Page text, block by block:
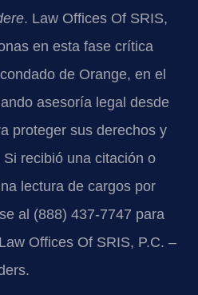
. Law Offices Of SRIS,
en esta fase crítica
de Orange, en el
asesoría legal desde
proteger sus derechos y
recibió una citación o
lectura de cargos por
al (888) 437-7747 para
Offices Of SRIS, P.C. –